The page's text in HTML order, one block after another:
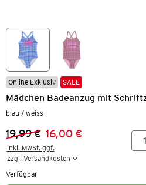
Online Exklusiv SALE
Mädchen Badeanzug mit
blau / weiss
Vorheriger Preis:
19,99 €
Neuer Preis:
16,00 €
inkl. MwSt. ggf.
zzgl. Versandkosten
Verfügbar